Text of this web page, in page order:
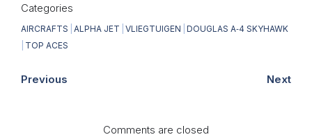
Categories
AIRCRAFTS ALPHA JET VLIEGTUIGEN DOUGLAS A‑4 SKYHAWK
TOP ACES
Previous Next
Comments are closed